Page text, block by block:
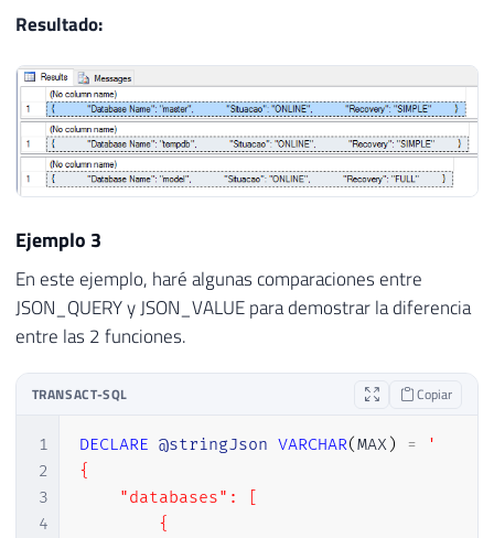
22
24
25
26
27
28
30
32
33
34
36
38
39
            "Recovery": "SIMPLE"
        {
            "Database Name": "CLR",
            "Situacao": "ONLINE",
            "Recovery": "SIMPLE"
        },
"Database Name":
            "Recovery": "SIMPLE"
        }
    ]
SELECT
JSON_QUERY(@stringJson,
SELECT
Resultado:
Ejemplo 3
En este ejemplo, haré algunas comparaciones entre
JSON_QUERY y JSON_VALUE para demostrar la diferencia
entre las 2 funciones.
TRANSACT-SQL Copiar
1
2
3
4
DECLARE @stringJson VARCHAR(MAX) =
'
{
    "databases": [
        {